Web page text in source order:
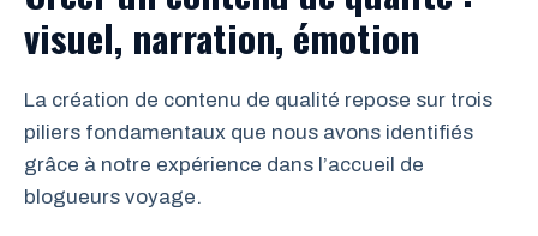
visuel, narration, émotion
La création de contenu de qualité repose sur trois
piliers fondamentaux que nous avons identifiés
grâce à notre expérience dans l’accueil de
blogueurs voyage.